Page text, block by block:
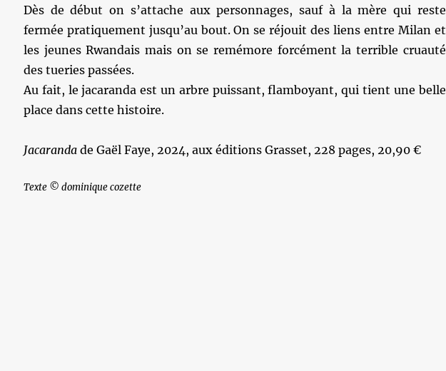
Dès de début on s’attache aux personnages, sauf à la mère qui reste
fermée pratiquement jusqu’au bout. On se réjouit des liens entre Milan et
les jeunes Rwandais mais on se remémore forcément la terrible cruauté
des tueries passées.
Au fait, le jacaranda est un arbre puissant, flamboyant, qui tient une belle
place dans cette histoire.
Jacarandade Gaël Faye, 2024, aux éditions Grasset, 228 pages, 20,90 €
Texte © dominique cozette